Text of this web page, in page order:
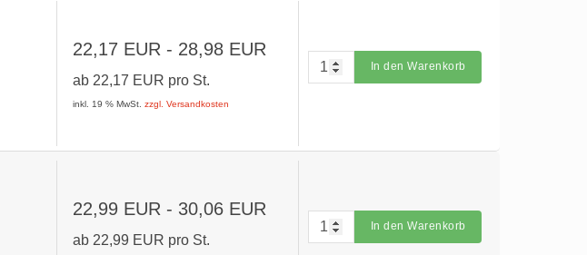
22,17 EUR - 28,98 EUR
ab 22,17 EUR pro St.
inkl. 19 % MwSt.zzgl. Versandkosten
In den Warenkorb
22,99 EUR - 30,06 EUR
ab 22,99 EUR pro St.
In den Warenkorb